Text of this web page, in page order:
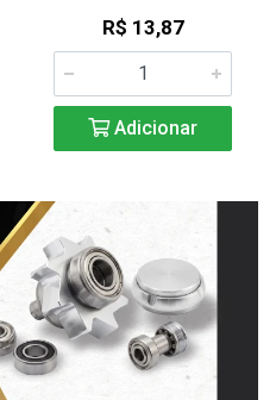
R$ 13,87
Adicionar